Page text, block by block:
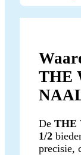
THE
De THE
1/2
precisie,